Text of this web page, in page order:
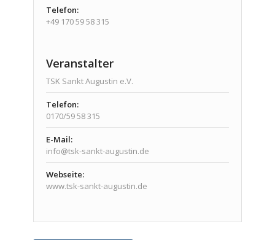
Telefon:
+49 170 59 58 315
Veranstalter
TSK Sankt Augustin e.V.
Telefon:
0170/59 58 315
E-Mail:
info@tsk-sankt-augustin.de
Webseite:
www.tsk-sankt-augustin.de